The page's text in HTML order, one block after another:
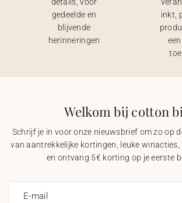
gedeelde en
blijvende
herinneringen
inkt,
Welkom bij cotton
Schrijf je in voor onze nieuwsbrief om zo op
van aantrekkelijke kortingen, leuke winacties,
en ontvang 5€ korting op je eerste
E-mail